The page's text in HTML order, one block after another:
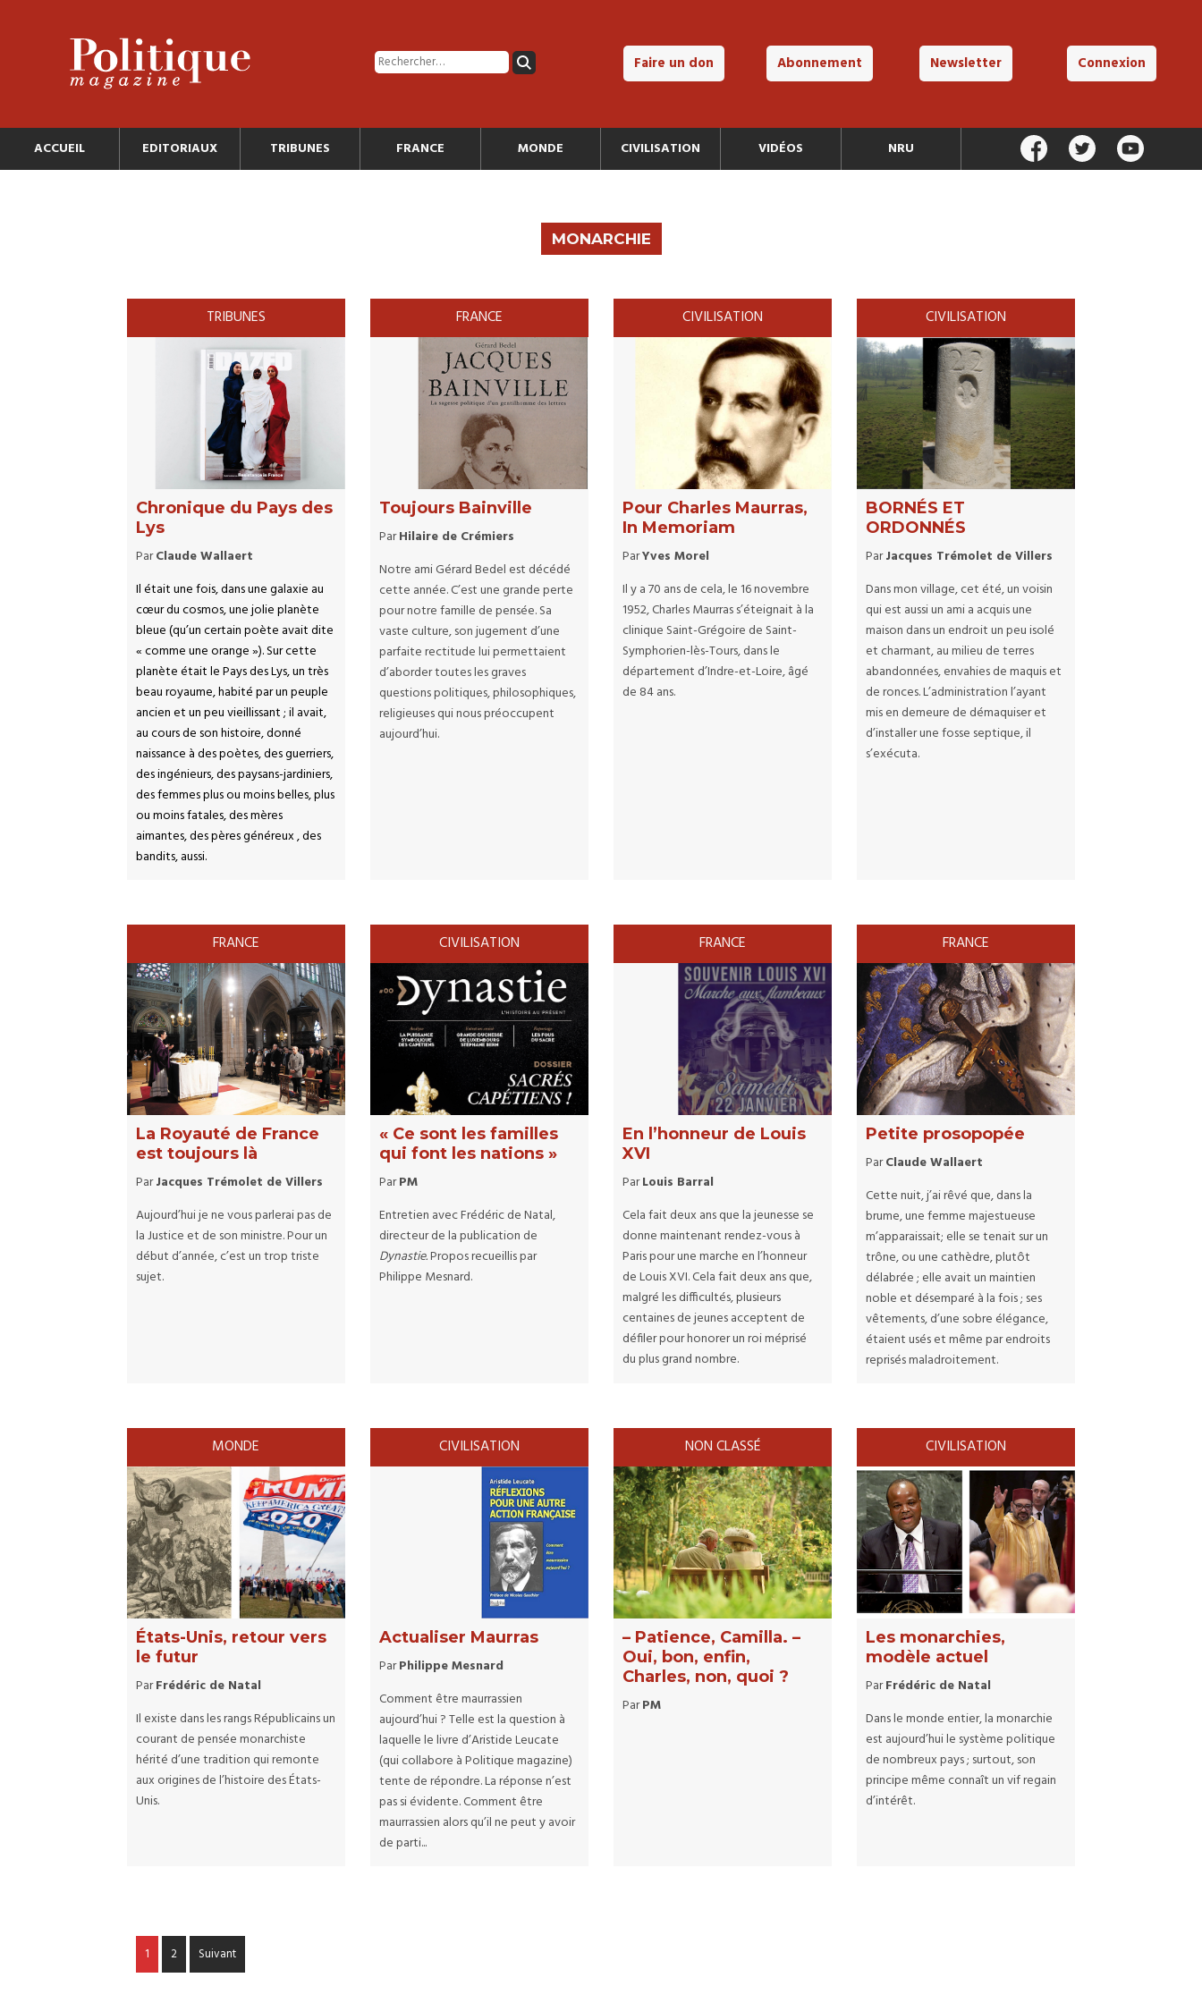
Faire un don Abonnement Newsletter Connexion
ACCUEIL EDITORIAUX TRIBUNES FRANCE MONDE CIVILISATION VIDÉOS NRU
MONARCHIE
TRIBUNES
Chronique du Pays des
Lys
ParClaude Wallaert
Il était une fois, dans une galaxie au
cœur du cosmos, une jolie planète
bleue (qu’un certain poète avait dite
« comme une orange »). Sur cette
planète était le Pays des Lys, un très
beau royaume, habité par un peuple
ancien et un peu vieillissant ; il avait,
au cours de son histoire, donné
naissance à des poètes, des guerriers,
des ingénieurs, des paysans-jardiniers,
des femmes plus ou moins belles, plus
ou moins fatales, des mères
aimantes, des pères généreux , des
bandits, aussi.
FRANCE
Toujours Bainville
ParHilaire de Crémiers
Notre ami Gérard Bedel est décédé
cette année. C’est une grande perte
pour notre famille de pensée. Sa
vaste culture, son jugement d’une
parfaite rectitude lui permettaient
d’aborder toutes les graves
questions politiques, philosophiques,
religieuses qui nous préoccupent
aujourd’hui.
CIVILISATION
Pour Charles Maurras,
In Memoriam
ParYves Morel
Il y a 70 ans de cela, le 16 novembre
1952, Charles Maurras s’éteignait à la
clinique Saint-Grégoire de Saint-
Symphorien-lès-Tours, dans le
département d’Indre-et-Loire, âgé
de 84 ans.
CIVILISATION
BORNÉS ET
ORDONNÉS
ParJacques Trémolet de Villers
Dans mon village, cet été, un voisin
qui est aussi un ami a acquis une
maison dans un endroit un peu isolé
et charmant, au milieu de terres
abandonnées, envahies de maquis et
de ronces. L’administration l’ayant
mis en demeure de démaquiser et
d’installer une fosse septique, il
s’exécuta.
FRANCE
La Royauté de France
est toujours là
ParJacques Trémolet de Villers
Aujourd’hui je ne vous parlerai pas de
la Justice et de son ministre. Pour un
début d’année, c’est un trop triste
sujet.
CIVILISATION
« Ce sont les familles
qui font les nations »
ParPM
Entretien avec Frédéric de Natal,
directeur de la publication de
Dynastie.Propos recueillis par
Philippe Mesnard.
FRANCE
En l’honneur de Louis
XVI
ParLouis Barral
Cela fait deux ans que la jeunesse se
donne maintenant rendez-vous à
Paris pour une marche en l’honneur
de Louis XVI. Cela fait deux ans que,
malgré les difficultés, plusieurs
centaines de jeunes acceptent de
défiler pour honorer un roi méprisé
du plus grand nombre.
FRANCE
Petite prosopopée
ParClaude Wallaert
Cette nuit, j’ai rêvé que, dans la
brume, une femme majestueuse
m’apparaissait; elle se tenait sur un
trône, ou une cathèdre, plutôt
délabrée ; elle avait un maintien
noble et désemparé à la fois ; ses
vêtements, d’une sobre élégance,
étaient usés et même par endroits
reprisés maladroitement.
MONDE
États-Unis, retour vers
le futur
ParFrédéric de Natal
Il existe dans les rangs Républicains un
courant de pensée monarchiste
hérité d’une tradition qui remonte
aux origines de l’histoire des États-
Unis.
CIVILISATION
Actualiser Maurras
ParPhilippe Mesnard
Comment être maurrassien
aujourd’hui ? Telle est la question à
laquelle le livre d’Aristide Leucate
(qui collabore à Politique magazine)
tente de répondre. La réponse n’est
pas si évidente. Comment être
maurrassien alors qu’il ne peut y avoir
de parti...
NON CLASSÉ
– Patience, Camilla. –
Oui, bon, enfin,
Charles, non, quoi ?
ParPM
CIVILISATION
Les monarchies,
modèle actuel
ParFrédéric de Natal
Dans le monde entier, la monarchie
est aujourd’hui le système politique
de nombreux pays ; surtout, son
principe même connaît un vif regain
d’intérêt.
1 2 Suivant